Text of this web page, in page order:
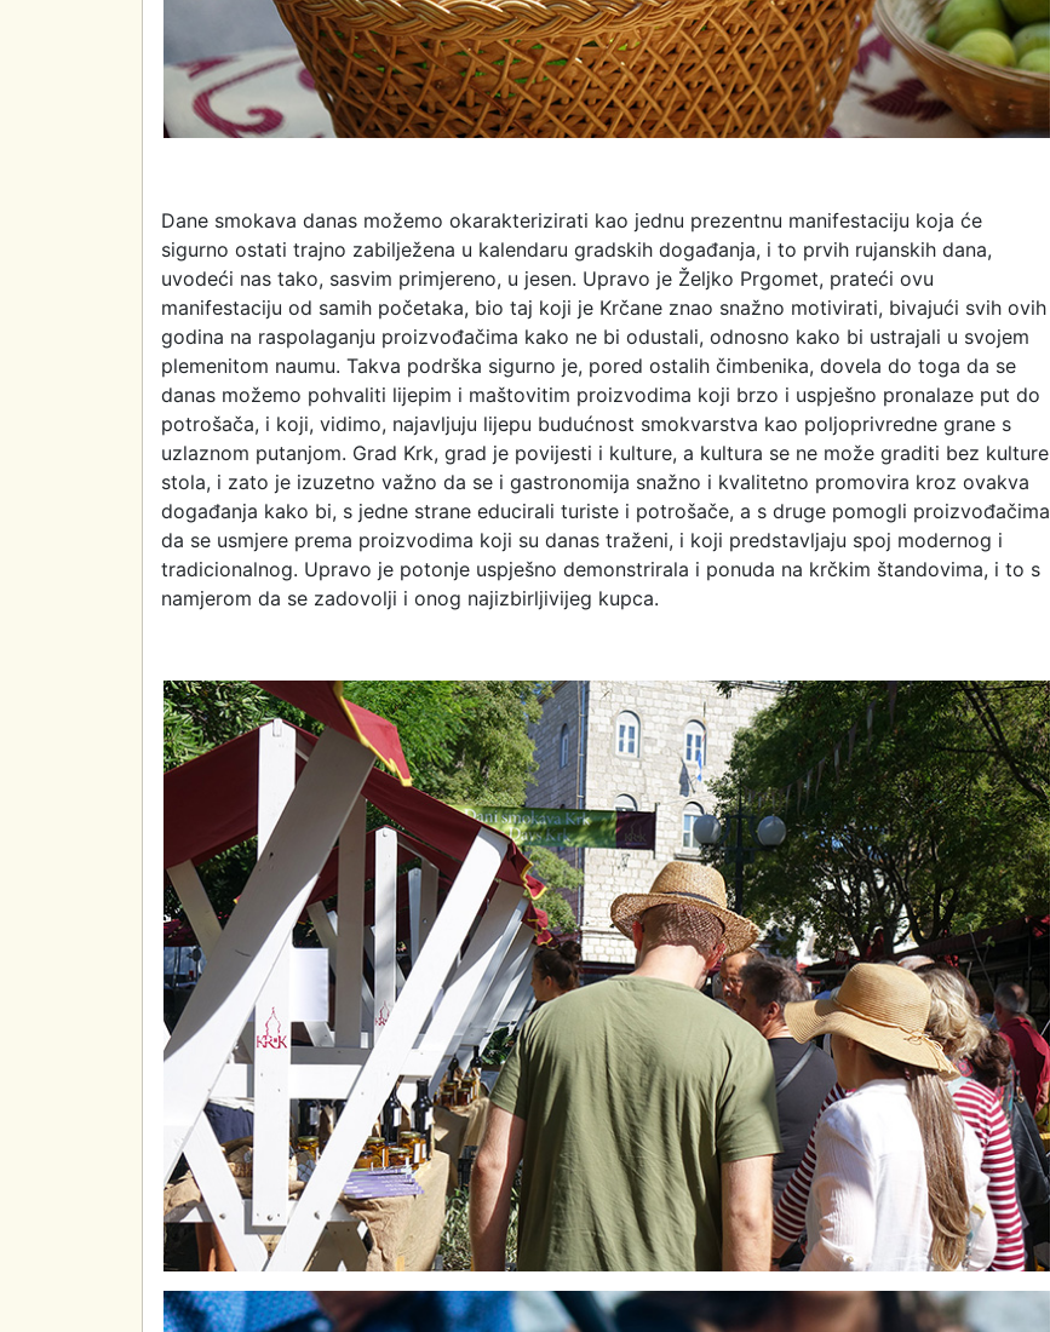
Dane smokava danas možemo okarakterizirati kao jednu prezentnu manifestaciju koja će
sigurno ostati trajno zabilježena u kalendaru gradskih događanja, i to prvih rujanskih dana,
uvodeći nas tako, sasvim primjereno, u jesen. Upravo je Željko Prgomet, prateći ovu
manifestaciju od samih početaka, bio taj koji je Krčane znao snažno motivirati, bivajući svih ovih
godina na raspolaganju proizvođačima kako ne bi odustali, odnosno kako bi ustrajali u svojem
plemenitom naumu. Takva podrška sigurno je, pored ostalih čimbenika, dovela do toga da se
danas možemo pohvaliti lijepim i maštovitim proizvodima koji brzo i uspješno pronalaze put do
potrošača, i koji, vidimo, najavljuju lijepu budućnost smokvarstva kao poljoprivredne grane s
uzlaznom putanjom. Grad Krk, grad je povijesti i kulture, a kultura se ne može graditi bez kulture
stola, i zato je izuzetno važno da se i gastronomija snažno i kvalitetno promovira kroz ovakva
događanja kako bi, s jedne strane educirali turiste i potrošače, a s druge pomogli proizvođačima
da se usmjere prema proizvodima koji su danas traženi, i koji predstavljaju spoj modernog i
tradicionalnog. Upravo je potonje uspješno demonstrirala i ponuda na krčkim štandovima, i to s
namjerom da se zadovolji i onog najizbirljivijeg kupca.